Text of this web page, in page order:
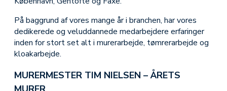
På baggrund af vores mange år i branchen, har vores
dedikerede og veluddannede medarbejdere erfaringer
inden for stort set alt i murerarbejde, tømrerarbejde og
kloakarbejde.
MURERMESTER TIM NIELSEN – ÅRETS